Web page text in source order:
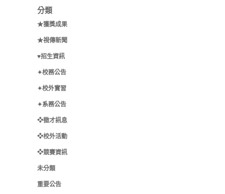
分類
★獲獎成果
★視傳新聞
♥招生資訊
✦校務公告
✦校外實習
✦系務公告
❖徵才訊息
❖校外活動
❖競賽資訊
未分類
重要公告